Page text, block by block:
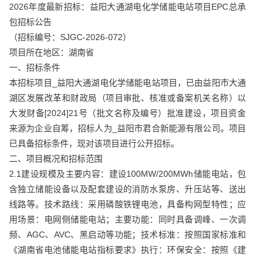
2026年度最新招标：益阳大通湖电化学储能电站项目EPC总承
包招标公告
（招标编号：SJGC-2026-072）
项目所在地区：湖南省
一、招标条件
本招标项目_益阳大通湖电化学储能电站项目，已由益阳市大通
湖区发展改革和财政局（项目审批、核准或备案机关名称）以
大发财备[2024]21号（批文名称及编号）批准建设，项目资金
来源为企业自筹，招标人为_益阳市君合新能源有限公司。项目
已具备招标条件，现对该项目进行公开招标。
二、项目概况和招标范围
2.1建设规模及主要内容：建设100MW/200MWh储能电站，包
含独立储能设备以及配套建设的消防水泵房、升压站等、送出
线路等。技术路线：采用磷酸铁锂电池，具备构网型特性；应
用场景：电网侧储能电站；主要功能：同时具备调峰、一次调
频、AGC、AVC、黑启动等功能；技术标准：按照国家标准和
《湖南省电池储能电站指标要求》执行：环保安全：按照《建